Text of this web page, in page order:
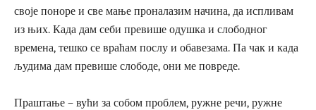
своје поноре и све мање проналазим начина, да испливам
из њих. Када дам себи превише одушка и слободног
времена, тешко се враћам послу и обавезама. Па чак и када
људима дам превише слободе, они ме повреде.
Праштање – вући за собом проблем, ружне речи, ружне